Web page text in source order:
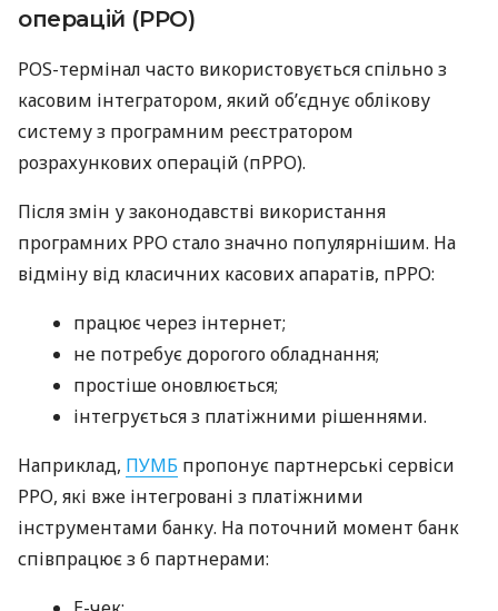
операцій (РРО)
POS-термінал часто використовується спільно з
касовим інтегратором, який об’єднує облікову
систему з програмним реєстратором
розрахункових операцій (пРРО).
Після змін у законодавстві використання
програмних РРО стало значно популярнішим. На
відміну від класичних касових апаратів, пРРО:
працює через інтернет;
не потребує дорогого обладнання;
простіше оновлюється;
інтегрується з платіжними рішеннями.
Наприклад, ПУМБ пропонує партнерські сервіси
РРО, які вже інтегровані з платіжними
інструментами банку. На поточний момент банк
співпрацює з 6 партнерами: